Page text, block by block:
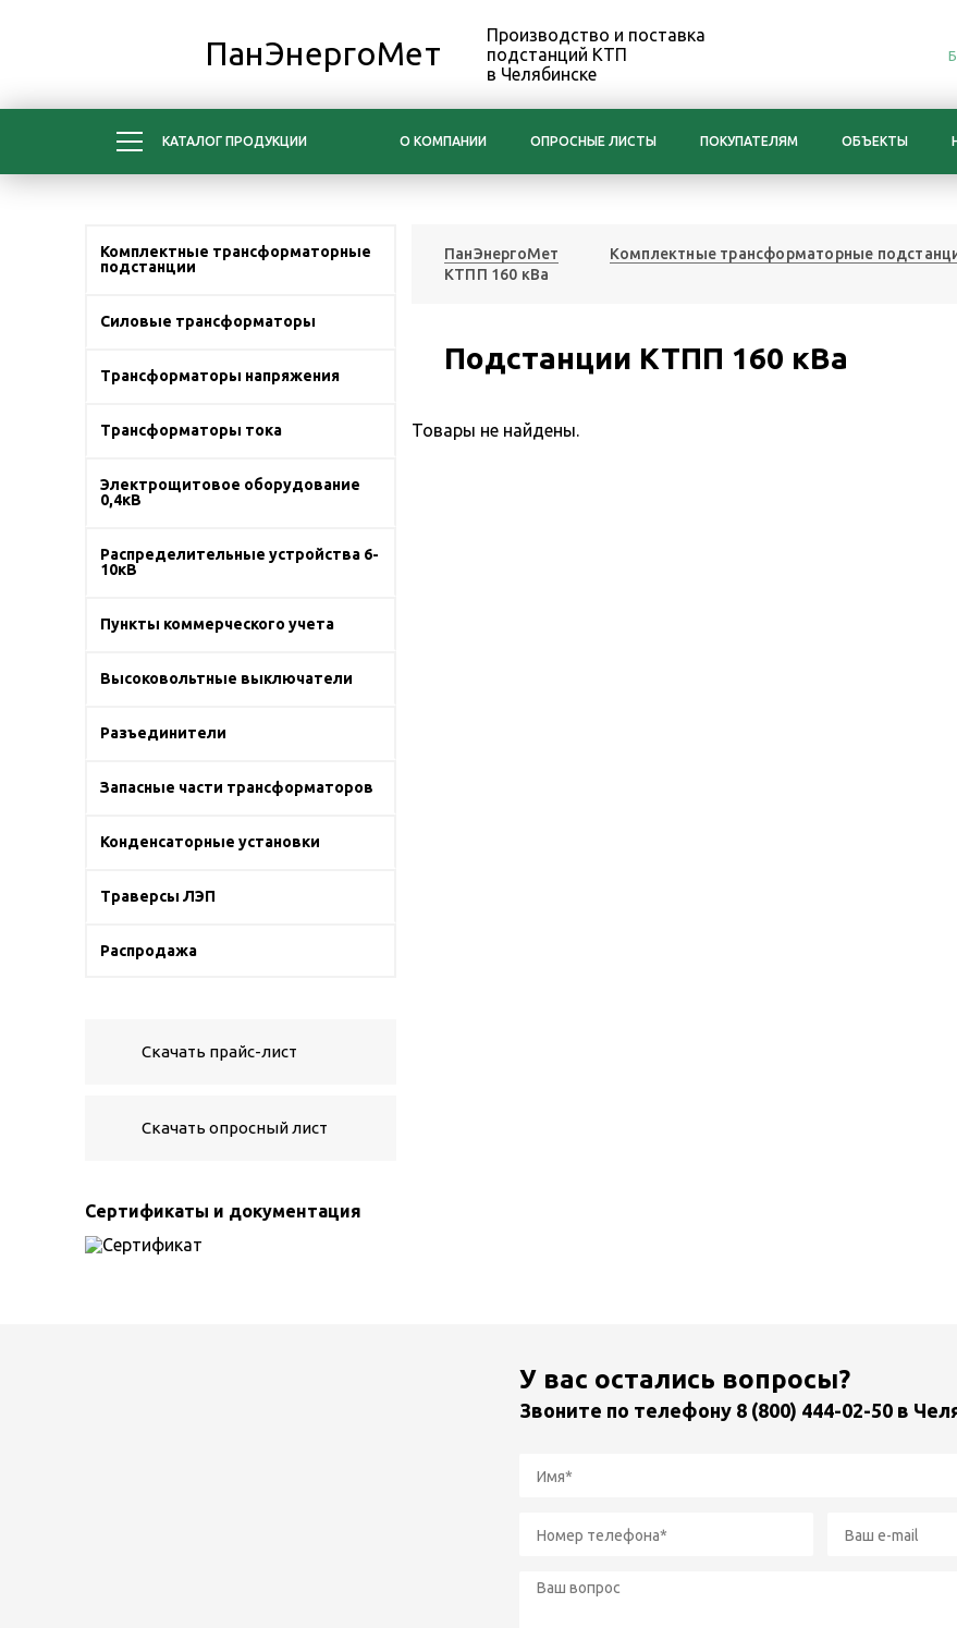
ПанЭнергоМет
Производство и поставка
подстанций КТП
в Челябинске
КАТАЛОГ ПРОДУКЦИИ О КОМПАНИИ ОПРОСНЫЕ ЛИСТЫ ПОКУПАТЕЛЯМ ОБЪЕКТЫ
Комплектные трансформаторные
подстанции
Силовые трансформаторы
Трансформаторы напряжения
Трансформаторы тока
Электрощитовое оборудование
0,4кВ
Распределительные устройства 6-
10кВ
Пункты коммерческого учета
Высоковольтные выключатели
Разъединители
Запасные части трансформаторов
Конденсаторные установки
Траверсы ЛЭП
Распродажа
Скачать прайс-лист
Скачать опросный лист
Сертификаты и документация
ПанЭнергоМет Комплектные трансформаторные
КТПП 160 кВа
Подстанции КТПП 160 кВа
Товары не найдены.
У вас остались вопросы?
Звоните по телефону 8 (800) 444-02-50 в